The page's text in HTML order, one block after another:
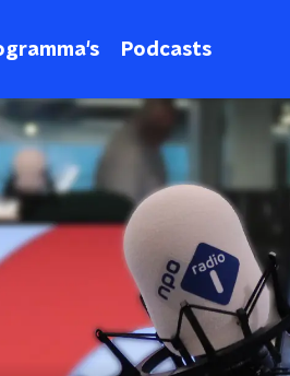
Podcasts